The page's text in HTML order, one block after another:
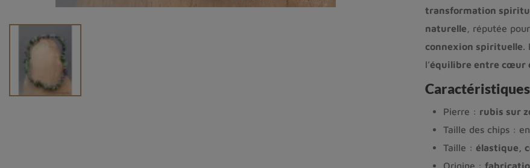
transformation
naturelle , réputée
connexion spirituelle.
l’équilibre entre cœur
Caractéristiques
Pierre : rubis sur
Taille des chips :
Taille : élastique,
Origine :